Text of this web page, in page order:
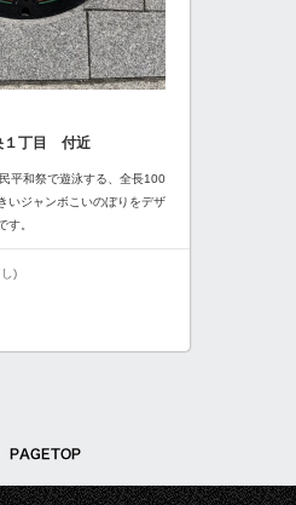
１丁目 付近
平和祭で遊泳する、全長100
いジャンボこいのぼりをデザ
す。
)